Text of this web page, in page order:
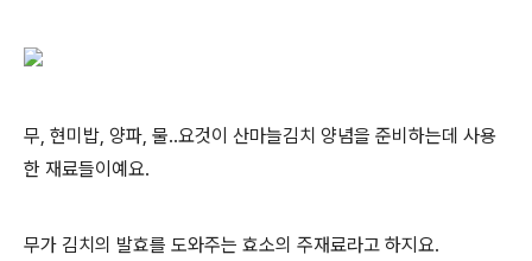
무, 현미밥, 양파, 물..요것이 산마늘김치 양념을 준비하는데 사용
한 재료들이예요.
무가 김치의 발효를 도와주는 효소의 주재료라고 하지요.